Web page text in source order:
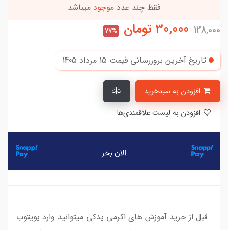
بهترین قیمت در30 روز گذشته
128,000
30,000 تومان 77%
تاریخ آخرین بروزرسانی قیمت 15 مرداد 1405
. قبل از خرید آموزش های اکرمی یدکی میتوانید وارد یویتوب